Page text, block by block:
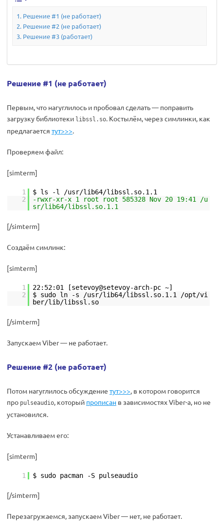
Решение #1 (не работает)
Решение #2 (не работает)
Решение #3 (работает)
Решение #1 (не работает)
Первым, что нагуглилось и пробовал сделать — поправить
загрузку библиотеки libssl.so. Костылём, через симлинки, как
предлагается тут>>>.
Проверяем файл:
[simterm]
1
$ ls -l /usr/lib64/libssl.so.1.1
2
-rwxr-xr-x 1 root root 585328 Nov 20 19:41 /u
sr/lib64/libssl.so.1.1
[/simterm]
Создаём симлинк:
[simterm]
1
22:52:01 [setevoy@setevoy-arch-pc ~]
2
$ sudo ln -s /usr/lib64/libssl.so.1.1 /opt/vi
ber/lib/libssl.so
[/simterm]
Запускаем Viber — не работает.
Решение #2 (не работает)
Потом нагуглилось обсуждение тут>>>, в котором говорится
про pulseaudio, который прописан в зависимостях Viber-а, но не
установился.
Устанавливаем его:
[simterm]
1 $ sudo pacman -S pulseaudio
[/simterm]
Перезагружаемся, запускаем Viber — нет, не работает.